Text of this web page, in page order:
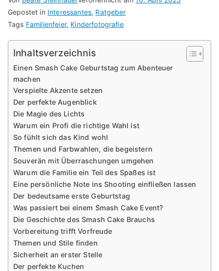
Gepostet in Interessantes, Ratgeber
Tags Familienfeier, Kinderfotografie
Inhaltsverzeichnis
Einen Smash Cake Geburtstag zum Abenteuer
machen
Verspielte Akzente setzen
Der perfekte Augenblick
Die Magie des Lichts
Warum ein Profi die richtige Wahl ist
So fühlt sich das Kind wohl
Themen und Farbwahlen, die begeistern
Souverän mit Überraschungen umgehen
Warum die Familie ein Teil des Spaßes ist
Eine persönliche Note ins Shooting einfließen lassen
Der bedeutsame erste Geburtstag
Was passiert bei einem Smash Cake Event?
Die Geschichte des Smash Cake Brauchs
Vorbereitung trifft Vorfreude
Themen und Stile finden
Sicherheit an erster Stelle
Der perfekte Kuchen